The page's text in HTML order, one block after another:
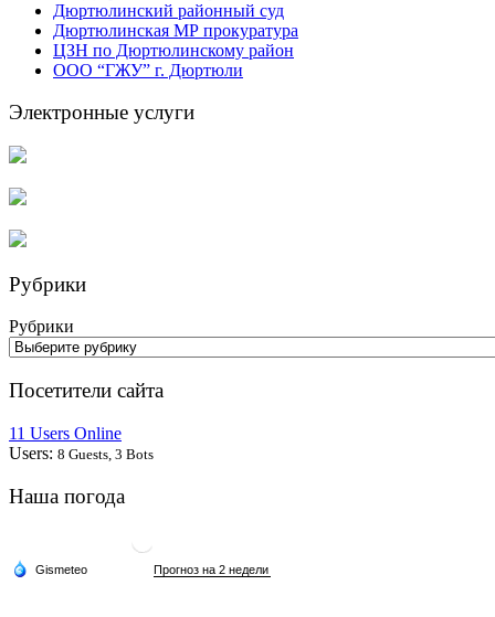
Дюртюлинский районный суд
Дюртюлинская МР прокуратура
ЦЗН по Дюртюлинскому район
ООО “ГЖУ” г. Дюртюли
Электронные услуги
Рубрики
Рубрики
Посетители сайта
11 Users Online
Users: 8 Guests, 3 Bots
Наша погода